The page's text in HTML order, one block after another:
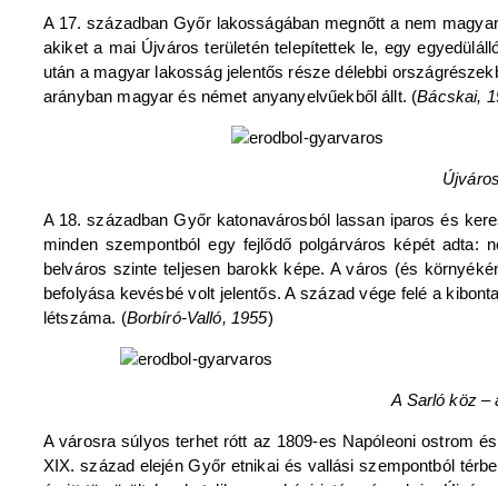
A 17. században Győr lakosságában megnőtt a nem
akiket a mai Újváros területén telepítettek le, egy
után a magyar lakosság jelentős része délebbi
arányban magyar és német anyanyelvűekből állt. (Bácskai,
A 18. században Győr katonavárosból lassan iparos és
minden szempontból egy fejlődő polgárváros képét
belváros szinte teljesen barokk képe. A város (és
befolyása kevésbé volt jelentős. A század vége felé a
létszáma. (Borbíró-Valló, 1955)
A Sarló köz –
A városra súlyos terhet rótt az 1809-es Napóleoni ostrom
XIX. század elején Győr etnikai és vallási szempontból